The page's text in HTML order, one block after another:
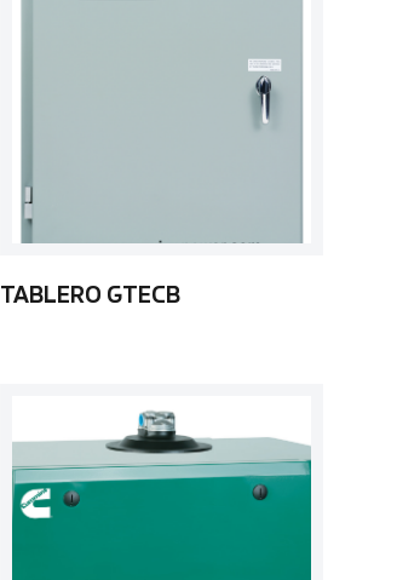
TABLERO GTECB